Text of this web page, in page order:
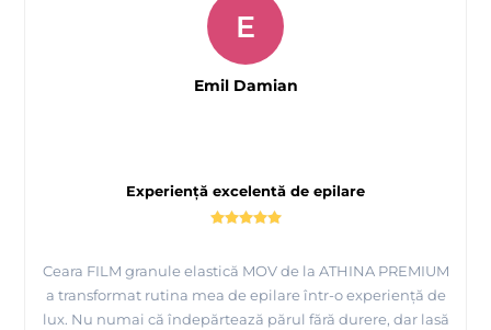
Experiență excelentă de epilare
Ceara FILM granule elastică MOV de la ATHINA PREMIUM
a transformat rutina mea de epilare într-o experiență de
lux. Nu numai că îndepărtează părul fără durere, dar lasă
E
Emil Damian